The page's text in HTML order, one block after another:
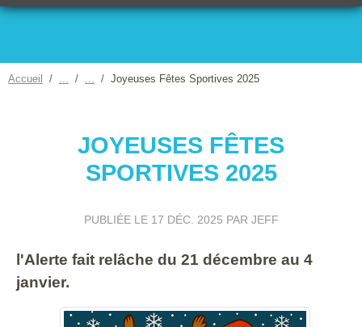
Accueil Joyeuses Fêtes Sportives 2025
JOYEUSES FÊTES
SPORTIVES 2025
PUBLIÉE LE 17 DÉC. 2025 PAR JEFF
l'Alerte fait relâche du 21 décembre au 4
janvier.